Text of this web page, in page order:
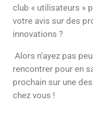
club « utilisateurs »
votre avis sur des
innovations ?
Alors n’ayez pas
rencontrer pour en
prochain sur une
chez vous !